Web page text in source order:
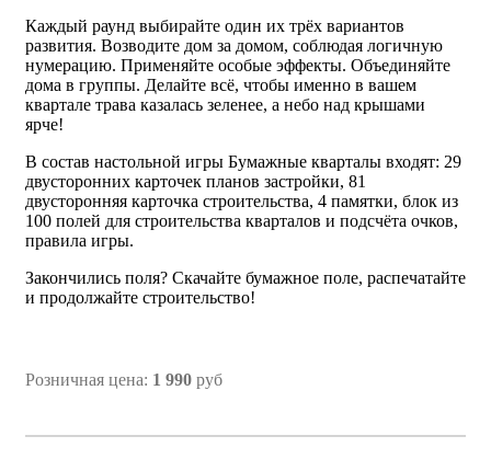
Каждый раунд выбирайте один их трёх вариантов
развития. Возводите дом за домом, соблюдая логичную
нумерацию. Применяйте особые эффекты. Объединяйте
дома в группы. Делайте всё, чтобы именно в вашем
квартале трава казалась зеленее, а небо над крышами
ярче!
В состав настольной игры Бумажные кварталы входят: 29
двусторонних карточек планов застройки, 81
двусторонняя карточка строительства, 4 памятки, блок из
100 полей для строительства кварталов и подсчёта очков,
правила игры.
Закончились поля? Скачайте бумажное поле, распечатайте
и продолжайте строительство!
Розничная цена: 1 990 руб